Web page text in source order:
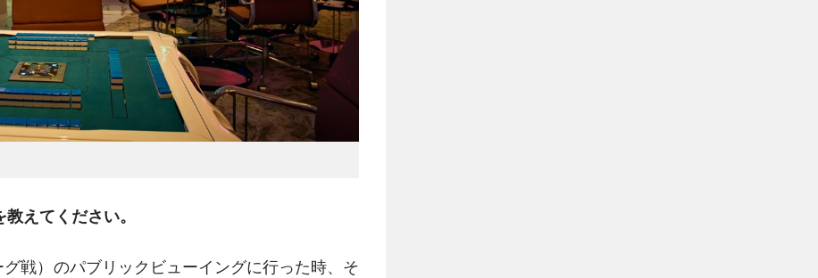
えてください。
グ戦）のパブリックビューイングに行った時、そ